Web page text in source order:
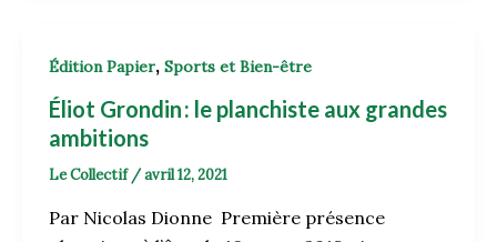
Édition Papier, Sports et Bien-être
Éliot Grondin : le planchiste aux grandes
ambitions
Le Collectif /avril 12, 2021
Par Nicolas Dionne Première présence